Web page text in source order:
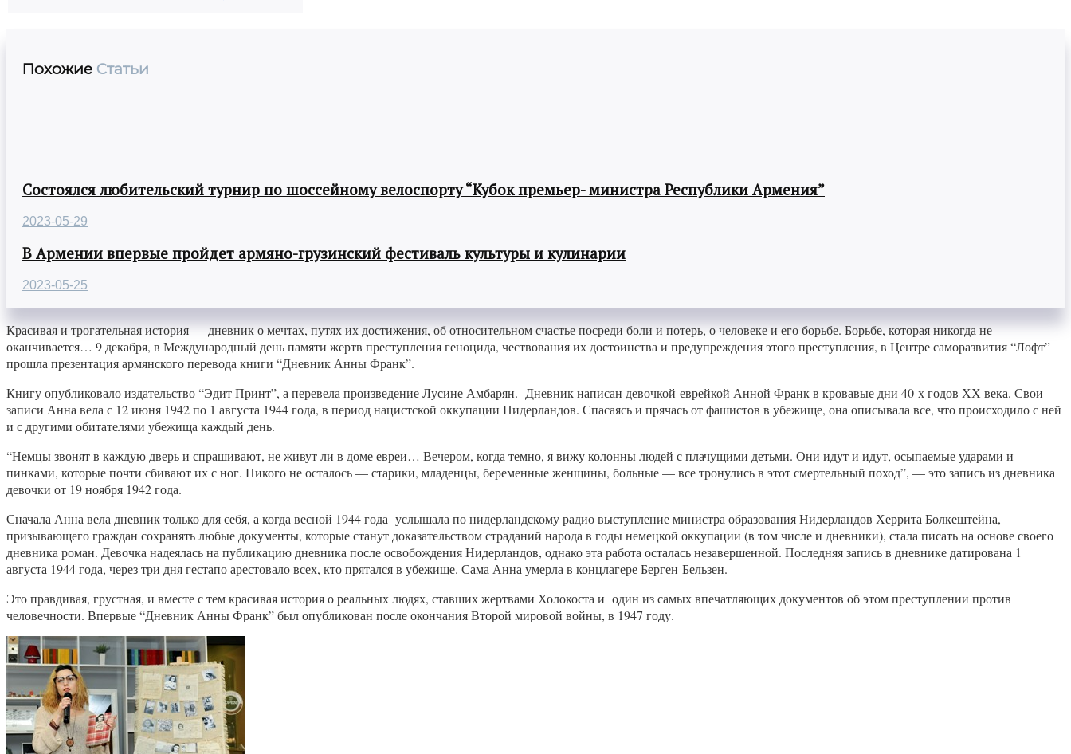
Похожие Статьи
Состоялся любительский турнир по шоссейному велоспорту “Кубок премьер- министра Республики Армения”
2023-05-29
В Армении впервые пройдет армяно-грузинский фестиваль культуры и кулинарии
2023-05-25
Красивая и трогательная история — дневник о мечтах, путях их достижения, об относительном счастье посреди боли и потерь, о человеке и его борьбе. Борьбе, которая никогда не
оканчивается… 9 декабря, в Международный день памяти жертв преступления геноцида, чествования их достоинства и предупреждения этого преступления, в Центре саморазвития “Лофт”
прошла презентация армянского перевода книги “Дневник Анны Франк”.
Книгу опубликовало издательство “Эдит Принт”, а перевела произведение Лусине Амбарян. Дневник написан девочкой-еврейкой Анной Франк в кровавые дни 40-х годов ХХ века. Свои
записи Анна вела с 12 июня 1942 по 1 августа 1944 года, в период нацистской оккупации Нидерландов. Спасаясь и прячась от фашистов в убежище, она описывала все, что происходило с ней
и с другими обитателями убежища каждый день.
“Немцы звонят в каждую дверь и спрашивают, не живут ли в доме евреи… Вечером, когда темно, я вижу колонны людей с плачущими детьми. Они идут и идут, осыпаемые ударами и
пинками, которые почти сбивают их с ног. Никого не осталось — старики, младенцы, беременные женщины, больные — все тронулись в этот смертельный поход”, — это запись из дневника
девочки от 19 ноября 1942 года.
Сначала Анна вела дневник только для себя, а когда весной 1944 года услышала по нидерландскому радио выступление министра образования Нидерландов Херрита Болкештейна,
призывающего граждан сохранять любые документы, которые станут доказательством страданий народа в годы немецкой оккупации (в том числе и дневники), стала писать на основе своего
дневника роман. Девочка надеялась на публикацию дневника после освобождения Нидерландов, однако эта работа осталась незавершенной. Последняя запись в дневнике датирована 1
августа 1944 года, через три дня гестапо арестовало всех, кто прятался в убежище. Сама Анна умерла в концлагере Берген-Бельзен.
Это правдивая, грустная, и вместе с тем красивая история о реальных людях, ставших жертвами Холокоста и один из самых впечатляющих документов об этом преступлении против
человечности. Впервые “Дневник Анны Франк” был опубликован после окончания Второй мировой войны, в 1947 году.